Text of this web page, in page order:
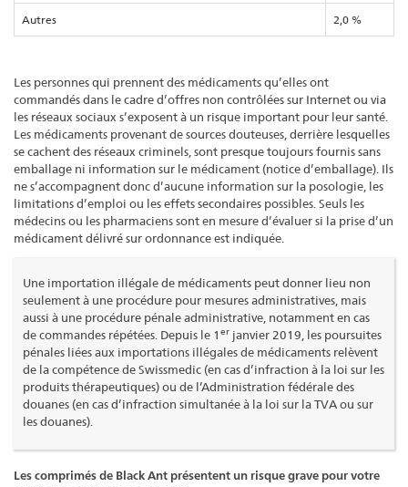
Autres 2,0 %
Les personnes qui prennent des médicaments qu’elles ont
commandés dans le cadre d’offres non contrôlées sur Internet ou via
les réseaux sociaux s’exposent à un risque important pour leur santé.
Les médicaments provenant de sources douteuses, derrière lesquelles
se cachent des réseaux criminels, sont presque toujours fournis sans
emballage ni information sur le médicament (notice d’emballage). Ils
ne s’accompagnent donc d’aucune information sur la posologie, les
limitations d’emploi ou les effets secondaires possibles. Seuls les
médecins ou les pharmaciens sont en mesure d’évaluer si la prise d’un
médicament délivré sur ordonnance est indiquée.
Une importation illégale de médicaments peut donner lieu non
seulement à une procédure pour mesures administratives, mais
aussi à une procédure pénale administrative, notamment en cas
de commandes répétées. Depuis le 1 er janvier 2019, les poursuites
pénales liées aux importations illégales de médicaments relèvent
de la compétence de Swissmedic (en cas d’infraction à la loi sur les
produits thérapeutiques) ou de l’Administration fédérale des
douanes (en cas d’infraction simultanée à la loi sur la TVA ou sur
les douanes).
Les comprimés de Black Ant présentent un risque grave pour votre